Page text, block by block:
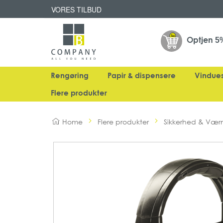
VORES TILBUD
Optjen
Rengøring Papir & dispensere
Flere produkter
Home Flere produkter Sikkerhed &